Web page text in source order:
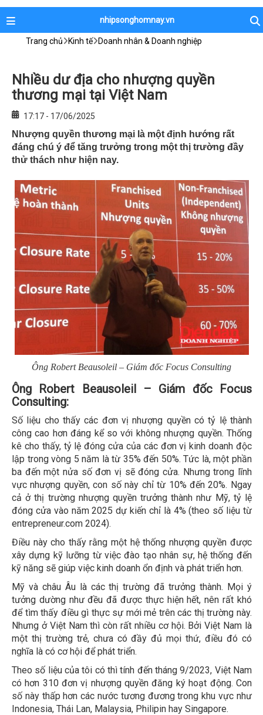
nhipsonghomnay.vn
Trang chủ Kinh tế Doanh nhân & Doanh nghiệp
Nhiều dư địa cho nhượng quyền
thương mại tại Việt Nam
17:17 - 17/06/2025
Nhượng quyền thương mại là một định hướng rất
đáng chú ý để tăng trưởng trong một thị trường đầy
thử thách như hiện nay.
Ông Robert Beausoleil – Giám đốc Focus Consulting
Ông Robert Beausoleil – Giám đốc Focus
Consulting:
Số liệu cho thấy các đơn vị nhượng quyền có tỷ lệ thành
công cao hơn đáng kể so với không nhượng quyền. Thống
kê cho thấy, tỷ lệ đóng cửa của các đơn vị kinh doanh độc
lập trong vòng 5 năm là từ 35% đến 50%. Tức là, một phần
ba đến một nửa số đơn vị sẽ đóng cửa. Nhưng trong lĩnh
vực nhượng quyền, con số này chỉ từ 10% đến 20%. Ngay
cả ở thị trường nhượng quyền trưởng thành như Mỹ, tỷ lệ
đóng cửa vào năm 2025 dự kiến chỉ là 4% (theo số liệu từ
entrepreneur.com 2024).
Điều này cho thấy rằng một hệ thống nhượng quyền được
xây dựng kỹ lưỡng từ việc đào tạo nhân sự, hệ thống đến
kỹ năng sẽ giúp việc kinh doanh ổn định và phát triển hơn.
Mỹ và châu Âu là các thị trường đã trưởng thành. Mọi ý
tưởng dường như đều đã được thực hiện hết, nên rất khó
để tìm thấy điều gì thực sự mới mẻ trên các thị trường này.
Nhưng ở Việt Nam thì còn rất nhiều cơ hội. Bởi Việt Nam là
một thị trường trẻ, chưa có đầy đủ mọi thứ, điều đó có
nghĩa là có cơ hội để phát triển.
Theo số liệu của tôi có thì tính đến tháng 9/2023, Việt Nam
có hơn 310 đơn vị nhượng quyền đăng ký hoạt động. Con
số này thấp hơn các nước tương đương trong khu vực như
Indonesia, Thái Lan, Malaysia, Philipin hay Singapore.